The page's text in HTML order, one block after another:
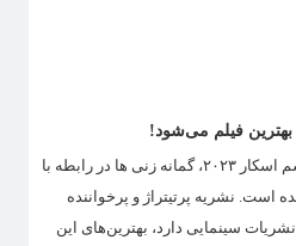
بهترین فیلم می‌شود!
با انتشار اسامی نامزدهای مراسم اسکار ۲۰۲۳، گمانه زنی ها در رابطه با
است. نشریه پرتیتراژ و پرخواننده
سینمایی دارد، بهترین‌های این